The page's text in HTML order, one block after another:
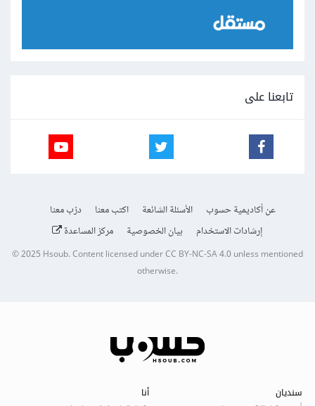
تابعنا على
عن أكاديمية حسوب الأسئلة الشائعة اكتب معنا
درّب معنا
إرشادات الاستخدام
بيان الخصوصية مركز المساعدة
© 2025Hsoub.Content licensed underCC BY-NC-SA 4.0unless mentioned
otherwise.